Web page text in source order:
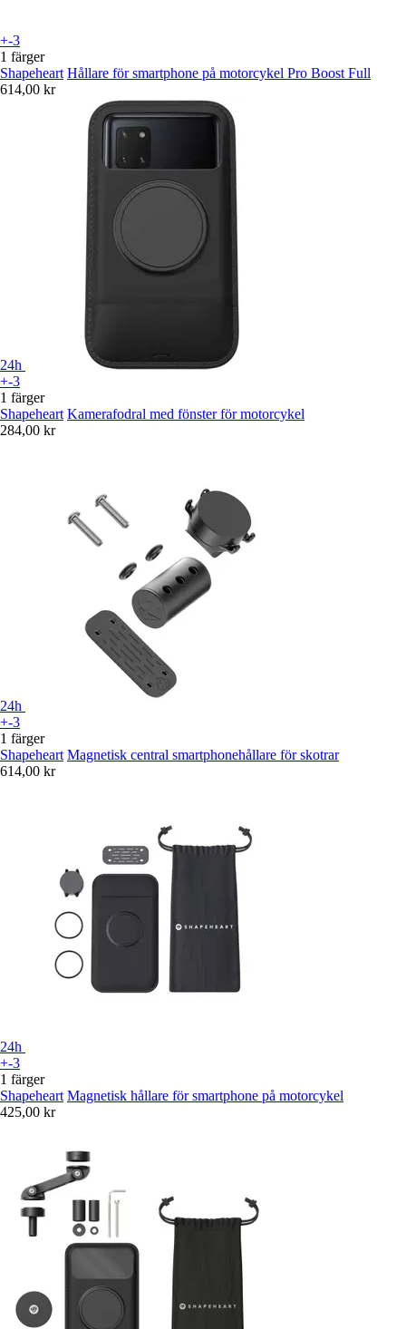
+-3
1 färger
Shapeheart Hållare för smartphone på motorcykel Pro Boost Full
614,00 kr
24h
+-3
1 färger
Shapeheart Kamerafodral med fönster för motorcykel
284,00 kr
24h
+-3
1 färger
Shapeheart Magnetisk central smartphonehållare för skotrar
614,00 kr
24h
+-3
1 färger
Shapeheart Magnetisk hållare för smartphone på motorcykel
425,00 kr